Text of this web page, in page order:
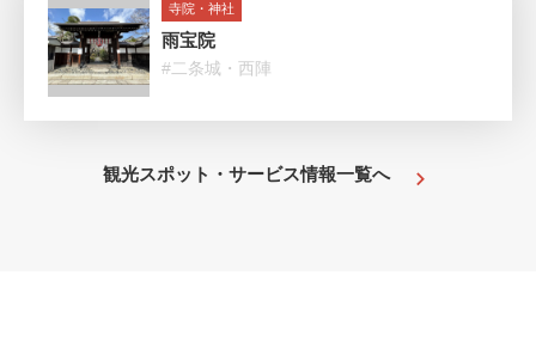
寺院・神社
雨宝院
#二条城・西陣
観光スポット・サービス情報一覧へ